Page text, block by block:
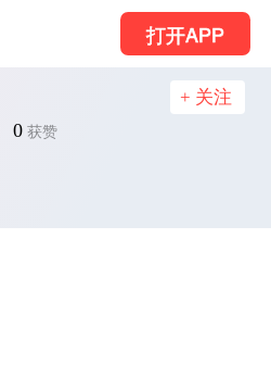
打开APP
0 获赞
+ 关注